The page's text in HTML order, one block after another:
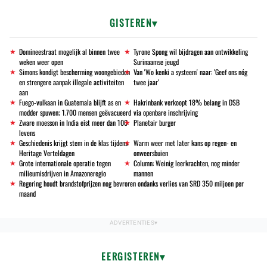
GISTEREN
Domineestraat mogelijk al binnen twee
weken weer open
Tyrone Spong wil bijdragen aan ontwikkeling
Surinaamse jeugd
Simons kondigt bescherming woongebieden
en strengere aanpak illegale activiteiten
aan
Van 'Wo kenki a systeem' naar: 'Geef ons nóg
twee jaar'
Fuego-vulkaan in Guatemala blijft as en
modder spuwen; 1.700 mensen geëvacueerd
Hakrinbank verkoopt 18% belang in DSB
via openbare inschrijving
Zware moesson in India eist meer dan 100
levens
Planetair burger
Geschiedenis krijgt stem in de klas tijdens
Heritage Verteldagen
Warm weer met later kans op regen- en
onweersbuien
Grote internationale operatie tegen
milieumisdrijven in Amazoneregio
Column: Weinig leerkrachten, nog minder
mannen
Regering houdt brandstofprijzen nog bevroren ondanks verlies van SRD 350 miljoen per
maand
EERGISTEREN